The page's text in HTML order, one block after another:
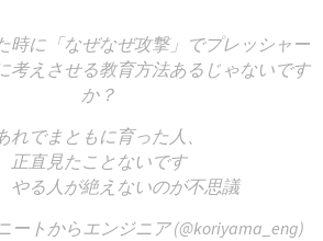
時に「なぜなぜ攻撃」でプレッシャー
考えさせる教育方法あるじゃないです
か？
れでまともに育った人、
正直見たことないです
やる人が絶えないのが不思議
ートからエンジニア (@koriyama_eng)